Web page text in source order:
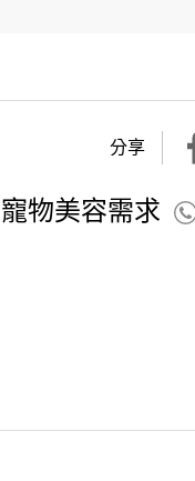
分享
物美容需求